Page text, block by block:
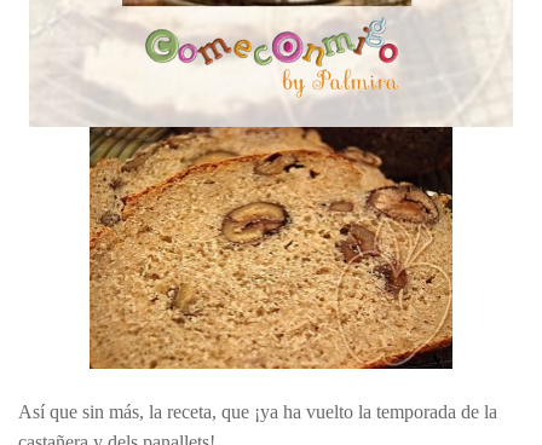
Así que sin más, la receta, que ¡ya ha vuelto la temporada de la